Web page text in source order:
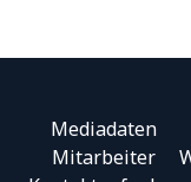
Mediadaten
Mitarbeiter